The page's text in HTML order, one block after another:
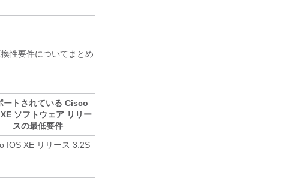
性要件についてまとめ
ートされている Cisco
ソフトウェア リリー
スの最低要件
IOS XE リリース 3.2S